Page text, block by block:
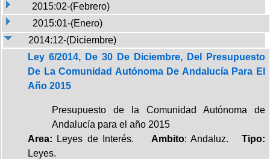
2015:02-(Febrero)
2015:01-(Enero)
2014:12-(Diciembre)
Ley 6/2014, De 30 De Diciembre, Del Presupuesto
De La Comunidad Autónoma De Andalucía Para El
Año 2015
Presupuesto de la Comunidad Autónoma de
Andalucía para el año 2015
Area: Leyes de Interés. Ambito: Andaluz.Tipo:
Leyes.